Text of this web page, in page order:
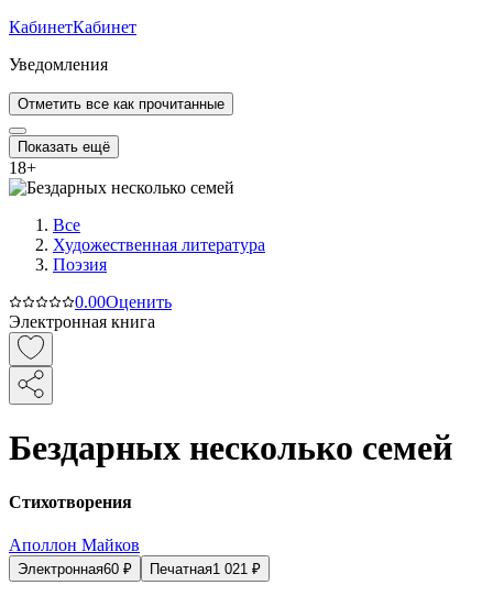
КабинетКабинет
Уведомления
Отметить все как прочитанные
Показать ещё
18+
Все
Художественная литература
Поэзия
0.00Оценить
Электронная книга
Бездарных несколько семей
Стихотворения
Аполлон Майков
Электронная60 ₽ Печатная1 021 ₽